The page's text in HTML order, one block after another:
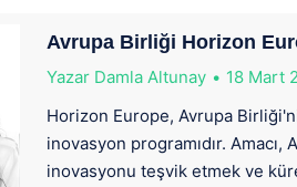
Avrupa Birliği Horizon
Yazar Damla Altunay
18 Mart
Horizon Europe, Avrupa
inovasyon programıdır.
inovasyonu teşvik etmek ve